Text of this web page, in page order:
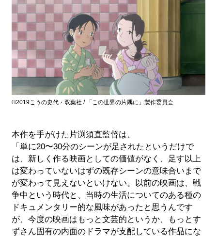
©2019こうの史代・双葉社 / 「この世界の片隅に」製作委員会
本作を手がけた片渕須直監督は、
「単に20〜30分のシーンが足されたというだけで
は、新しく作る映画としての価値がなく、足す以上
は変わっていないはずの既存シーンの意味合いまで
が変わって見えないといけない。以前の映画は、戦
争中という時代と、当時の生活についてのある種の
ドキュメンタリー的な風味があったと思うんです
が、今度の映画はもっと文芸的というか、もっとす
ずさん固有の内面のドラマが支配している作品にな